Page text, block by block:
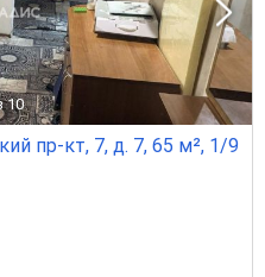
10
пр-кт, 7, д. 7, 65 м², 1/9